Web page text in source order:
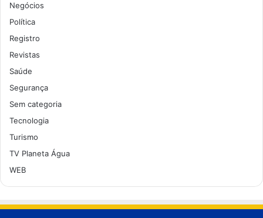
Negócios
Política
Registro
Revistas
Saúde
Segurança
Sem categoria
Tecnologia
Turismo
TV Planeta Água
WEB